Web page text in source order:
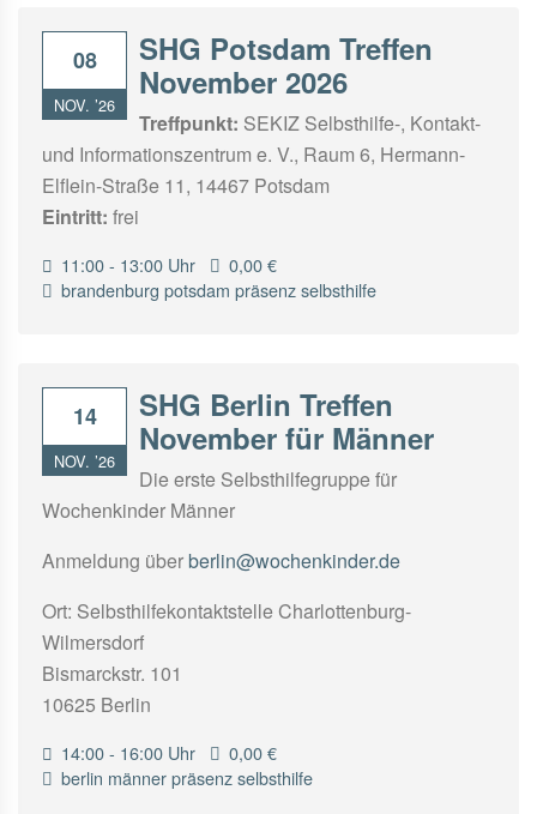
08
NOV. ’26
SHG Potsdam Treffen
November 2026
Treffpunkt: SEKIZ Selbsthilfe-, Kontakt-
und Informationszentrum e. V., Raum 6, Hermann-
Elflein-Straße 11, 14467 Potsdam
Eintritt: frei
11:00 - 13:00 Uhr
0,00 €
brandenburg potsdam präsenzselbsthilfe
14
NOV. ’26
SHG Berlin Treffen
November für Männer
Die erste Selbsthilfegruppe für
Wochenkinder Männer
Anmeldung überberlin@wochenkinder.de
Ort: Selbsthilfekontaktstelle Charlottenburg-
Wilmersdorf
Bismarckstr. 101
10625 Berlin
14:00 - 16:00 Uhr
0,00 €
berlin männerpräsenzselbsthilfe